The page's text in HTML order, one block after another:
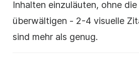
Inhalten einzuläuten, ohne
überwältigen - 2-4 visuelle
sind mehr als genug.